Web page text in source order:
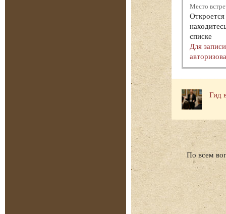
Место
списке
Для
Гид
По всем